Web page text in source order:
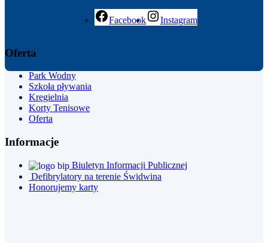
Facebook Instagram
Oferta
Park Wodny
Szkoła pływania
Kręgielnia
Korty Tenisowe
Oferta
Informacje
Biuletyn Informacji Publicznej
Defibrylatory na terenie Świdwina
Honorujemy karty